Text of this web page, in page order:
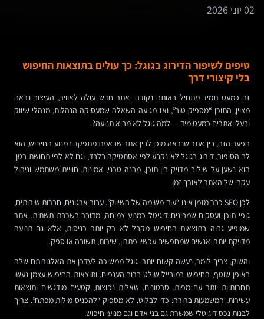
02 יוני 2026
טיפים לשיפור הדירוג בגוגל: כך עולים בתוצאות החיפוש
בלי קיצורי דרך
זה כמעט תמיד מתחיל באותה נקודה: אתר חדש עולה לאוויר, העיצוב נראה
מצוין, התוכן “מספיק טוב”, ואז מגיעה השאלה שמעסיקה הנהלות, מנהלי שיווק
ובעלי אתרים כמעט מיד — למה גוגל לא מביא תנועה?
הפער הזה, בין אתר שנראה מוכן לבין אתר שבאמת מתפקד במנוע החיפוש, הוא
לב הסיפור. דירוג בגוגל לא נקבע לפי אסתטיקה בלבד, וגם לא לפי תחושת בטן.
הוא נשען על שילוב מדויק בין תוכן, מבנה טכני, אמינות, חוויית משתמש וניהול
עקבי של האתר לאורך זמן.
לכן SEO כבר מזמן אינו “עוד משימה של השיווק”. עבור ארגונים, חברות שירותים,
גופי תוכן ועסקים שמבינים דיגיטל כמנוע צמיחה, מדובר בשכבת תשתית. אתר
שמופיע גבוה בתוצאות החיפוש מקבל לא רק יותר כניסות, אלא גם תנועה
מדויקת יותר: אנשים שמחפשים עכשיו פתרון, שירות, תשובה או ספק.
והשוק, צריך לומר, נעשה קשוח יותר. גוגל ממשיכה לעדכן את האלגוריתם שלה
באופן שוטף, החיפוש במובייל שולט ברוב הענפים, ותוצאות החיפוש עצמן נעשו
תחרותיות יותר עם מפות, סרטונים, שאלות נפוצות, קטעים מודגשים ותוצאות
עשירות. המשמעות ברורה: כדי לבלוט, לא מספיק “להכניס מילות מפתח”. צריך
לבנות נכס דיגיטלי שמשרת גם בני אדם וגם מנועי חיפוש.